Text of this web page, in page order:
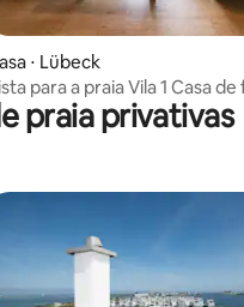
média de 5, 5
⋅ Lübeck
Vista para a praia Vila 1
praia privativas